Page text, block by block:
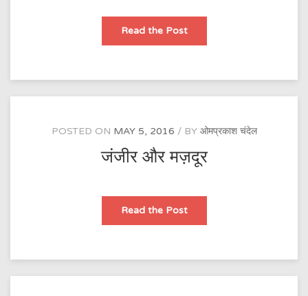
Read the Postमोर
दे
दाई
दे
POSTED ON MAY 5, 2016 BY ओमप्रकाश चंदेल
जंजीर और मज़दूर
Read the Postजंजीर
मज़दूर